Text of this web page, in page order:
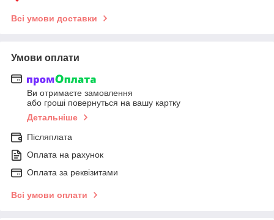
Всі умови доставки
Умови оплати
Ви отримаєте замовлення
або гроші повернуться на вашу картку
Детальніше
Післяплата
Оплата на рахунок
Оплата за реквізитами
Всі умови оплати